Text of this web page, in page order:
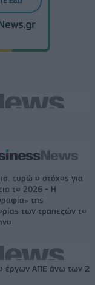
ευρώ ο στόχος για
το 2026 - Η
της
των τραπεζών το
έργων ΑΠΕ άνω των 2